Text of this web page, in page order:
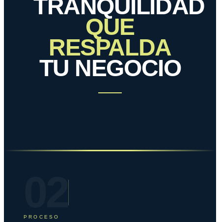
TRANQUILIDAD
QUE
RESPALDA
TU NEGOCIO
PROCESO